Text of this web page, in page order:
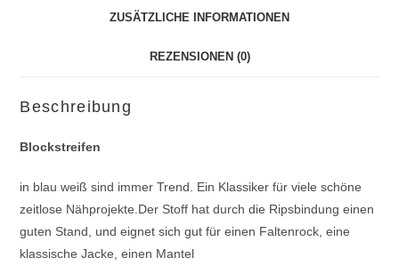
ZUSÄTZLICHE INFORMATIONEN
REZENSIONEN (0)
Beschreibung
Blockstreifen
in blau weiß sind immer Trend. Ein Klassiker für viele schöne
zeitlose Nähprojekte.Der Stoff hat durch die Ripsbindung einen
guten Stand, und eignet sich gut für einen Faltenrock, eine
klassische Jacke, einen Mantel